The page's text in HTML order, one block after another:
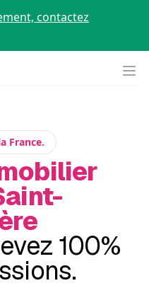
contactez
France.
100%